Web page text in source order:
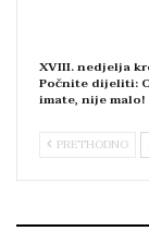
XVIII. nedjelja
Počnite dijeliti:
imate, nije malo!
PRETHODNO